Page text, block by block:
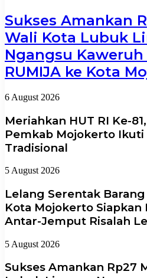
Sukses Amankan
Wali Kota Lubuk
Ngangsu
RUMIJA ke Kota
6 August 2026
Meriahkan HUT RI Ke-
Pemkab Mojokerto Ikuti
Tradisional
5 August 2026
Lelang Serentak
Kota Mojokerto
Antar-Jemput Risalah
5 August 2026
Sukses Amankan Rp27